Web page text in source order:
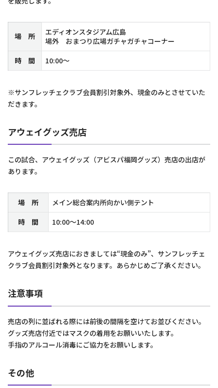
場 所
エディオンスタジアム広島
場外 おまつり広場ガチャガチャコーナー
時 間
10:00～
※サンフレッチェクラブ会員割引対象外、現金のみとさせていた
だきます。
アウェイグッズ売店
この試合、アウェイグッズ（アビスパ福岡グッズ）売店の出店が
あります。
場 所
メイン総合案内所向かい側テント
時 間
10:00～14:00
アウェイグッズ売店におきましては“現金のみ”、サンフレッチェ
クラブ会員割引対象外となります。あらかじめご了承ください。
注意事項
売店の列に並ばれる際には前後の間隔を空けてお並びください。
グッズ売店付近ではマスクの着用をお願いいたします。
手指のアルコール消毒にご協力をお願いします。
その他